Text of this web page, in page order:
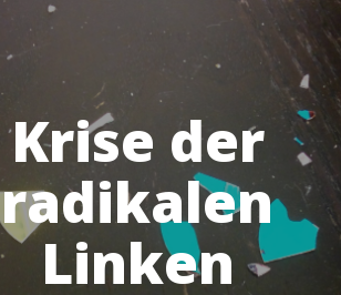
Krise der
radikalen
Linken